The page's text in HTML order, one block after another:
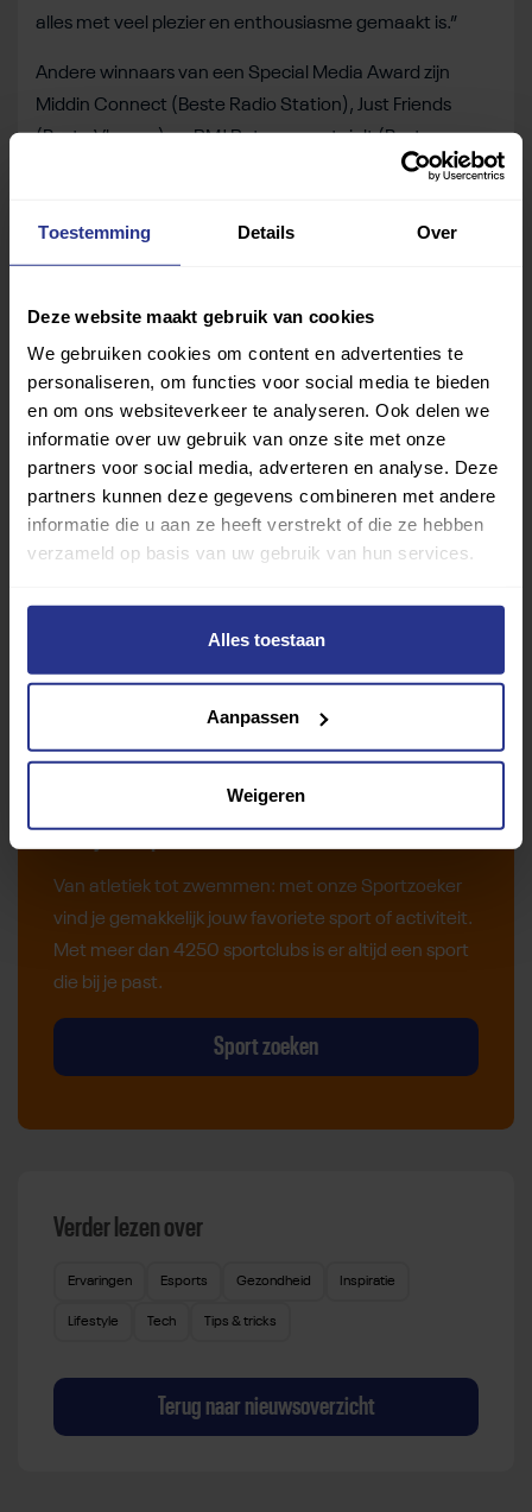
Toestemming Details Over
Deze website maakt gebruik van cookies
We gebruiken cookies om content en advertenties te
personaliseren, om functies voor social media te bieden
en om ons websiteverkeer te analyseren. Ook delen we
informatie over uw gebruik van onze site met onze
partners voor social media, adverteren en analyse. Deze
partners kunnen deze gegevens combineren met andere
informatie die u aan ze heeft verstrekt of die ze hebben
verzameld op basis van uw gebruik van hun services.
Alles toestaan
Aanpassen
Weigeren
alles met veel plezier en enthousiasme gemaakt is.”
Andere winnaars van een Special Media Award zijn
Middin Connect (Beste Radio Station), Just Friends
(Beste Vlogger) en RMJ Retromomotajolt (Beste
Deel dit bericht
Vind jouw sport
Van atletiek tot zwemmen: met onze Sportzoeker
vind je gemakkelijk jouw favoriete sport of activiteit.
Met meer dan 4250 sportclubs is er altijd een sport
die bij je past.
Sport zoeken
Verder lezen over
Ervaringen Esports Gezondheid Inspiratie
Lifestyle Tech Tips & tricks
Terug naar nieuwsoverzicht